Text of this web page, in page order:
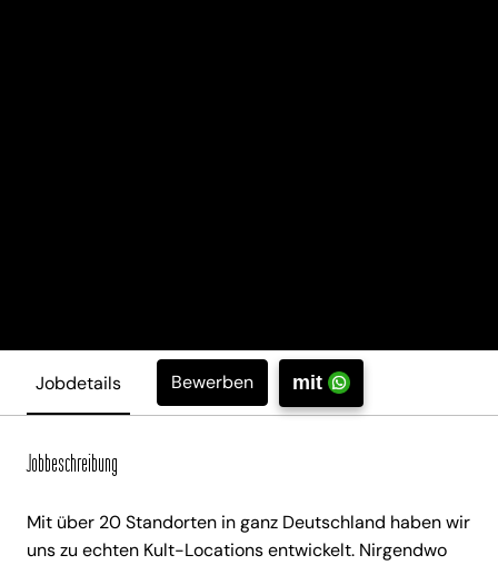
Jobdetails Bewerben mit
Jobbeschreibung
Mit über 20 Standorten in ganz Deutschland haben wir
uns zu echten Kult-Locations entwickelt. Nirgendwo